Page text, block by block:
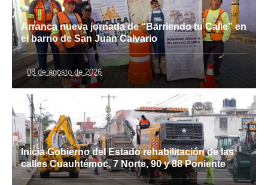
Arranca nueva jornada de “Barriendo tu Calle” en
el barrio de San Juan Calvario
08 de agosto de 2026
Inicia Gobierno del Estado rehabilitación de las
calles Cuauhtémoc, 7 Norte, 90 y 88 Poniente